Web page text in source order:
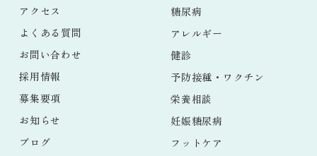
アクセス
よくある質問
お問い合わせ
採用情報
募集要項
お知らせ
ブログ
糖尿病
アレルギー
健診
予防接種・ワクチン
栄養相談
妊娠糖尿病
フットケア